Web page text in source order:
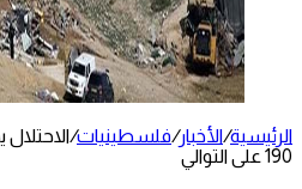
الرئيسية/الأخبار/فلسطينيات/الاحتلال
190 على التوالي